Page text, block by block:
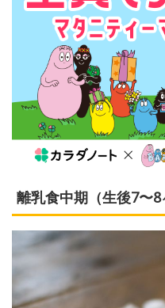
離乳食中期（生後7〜